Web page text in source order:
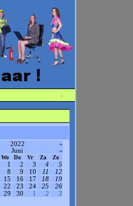
·
2022
»
Juni »
Wo Do Vr Za Zo
1 2 3 4
5
8 9 10 11
12
15 16 17 18
19
22 23 24 25
26
29 30 1 2 3